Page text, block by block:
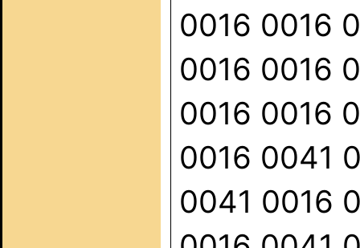
0016 0016
0016 0016
0016 0016
0016 0041
0041 0016